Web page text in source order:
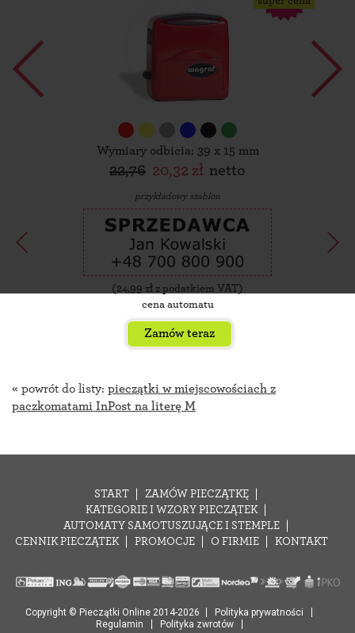
Wymiary odbicia: 39 x 15 mm
22,76 20,32 zł netto
przykładowy szablon
( 24,99 zł z podatkiem VAT)
cena automatu
Zamów teraz
« powrót do listy: pieczątki w miejscowościach z
paczkomatami InPost na literę M
START
ZAMÓW PIECZĄTKĘ
KATEGORIE I WZORY PIECZĄTEK
AUTOMATY SAMOTUSZUJĄCE I STEMPLE
CENNIK PIECZĄTEK
PROMOCJE O FIRMIE KONTAKT
Copyright © Pieczątki Online 2014-2026
Polityka prywatności
Regulamin
Polityka zwrotów